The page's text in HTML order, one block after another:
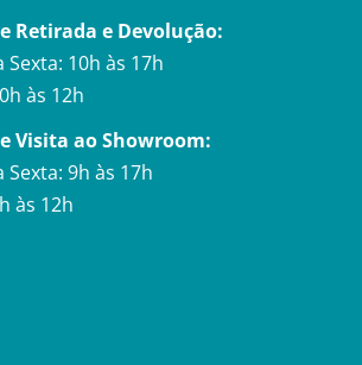
Retirada e Devolução:
Sexta: 10h às 17h
às 12h
Visita ao Showroom:
Sexta: 9h às 17h
às 12h